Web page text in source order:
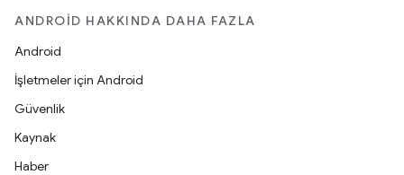
ANDROID HAKKINDA DAHA FAZLA
Android
İşletmeler için Android
Güvenlik
Kaynak
Haber